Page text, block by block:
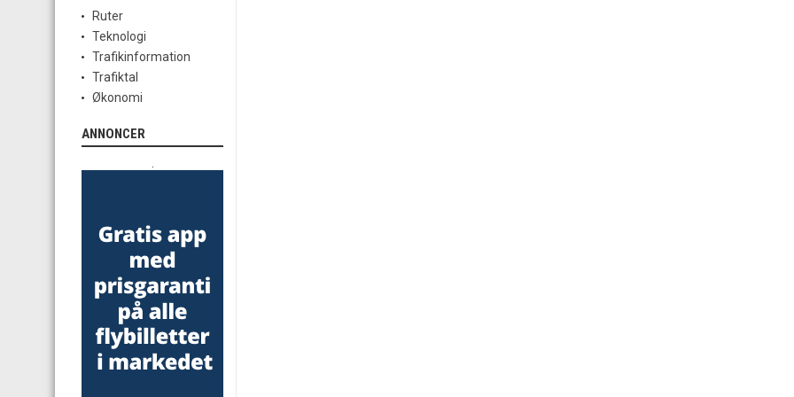
Ruter
Teknologi
Trafikinformation
Trafiktal
Økonomi
ANNONCER